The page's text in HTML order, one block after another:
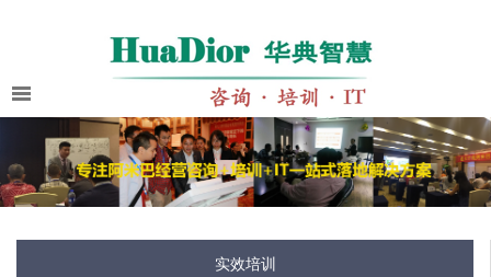
实效培训